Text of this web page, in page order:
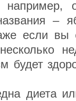
–
если вы
будет
диета